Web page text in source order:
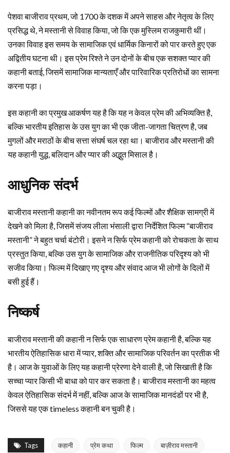
पेशवा बाजीराव प्रथम, जो 1700 के दशक में अपने साहस और नेतृत्व के लिए
प्रसिद्ध थे, ने मस्तानी से विवाह किया, जो कि एक मुस्लिम राजकुमारी थीं।
उनका विवाह इस समय के सामाजिक एवं धार्मिक किनारों को पार करते हुए एक
अद्वितीय घटना थी। इस प्रेम रिश्ते ने उन दोनों के बीच एक सशक्त प्यार की
कहानी बताई, जिसमें सामाजिक मान्यताएँ और पारिवारिक प्रतिरोधों का सामना
करना पड़ा।
इस कहानी का प्रमुख आकर्षण यह है कि यह न केवल प्रेम की अभिव्यक्ति है,
बल्कि भारतीय इतिहास के उस युग का भी एक जीता-जागता चित्रण है, जब
मुगलों और मराठों के बीच सत्ता संघर्ष चल रहा था। बाजीराव और मस्तानी की
यह कहानी युद्ध, बलिदान और प्यार की अद्भुत मिसाल है।
आधुनिक संदर्भ
बाजीराव मस्तानी कहानी का नवीनतम रूप कई फिल्मों और शैक्षिक सामग्री में
देखने को मिला है, जिसमें संजय लीला भंसाली द्वारा निर्देशित फिल्म “बाजीराव
मस्तानी” ने बहुत चर्चा बंटोरी। इसने न सिर्फ प्रेम कहानी को रोचकता के साथ
प्रस्तुत किया, बल्कि उस युग के सामाजिक और राजनीतिक परिदृश्य को भी
सजीव किया। फिल्म में दिखाए गए दृश्य और संवाद आज भी लोगों के दिलों में
बसी हुई हैं।
निष्कर्ष
बाजीराव मस्तानी की कहानी न सिर्फ एक साधारण प्रेम कहानी है, बल्कि यह
भारतीय ऐतिहासिक धारा में प्यार, शक्ति और सामाजिक परिवर्तन का प्रतीक भी
है। आज के युवाओं के लिए यह कहानी प्रेरणा देने वाली है, जो सिखाती है कि
सच्चा प्यार किसी भी बाधा को पार कर सकता है। बाजीराव मस्तानी का महत्व
केवल ऐतिहासिक संदर्भ में नहीं, बल्कि आज के सामाजिक मानदंडों पर भी है,
जिससे यह एक timeless कहानी बन चुकी है।
Tags कहानी प्रेम कथा फिल्म बाज़ीराव मस्तानी